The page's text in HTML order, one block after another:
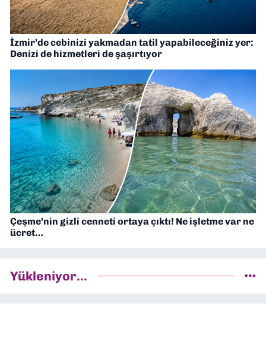
İzmir’de cebinizi yakmadan tatil yapabileceğiniz yer:
Denizi de hizmetleri de şaşırtıyor
Çeşme’nin gizli cenneti ortaya çıktı! Ne işletme var ne
ücret…
Yükleniyor...